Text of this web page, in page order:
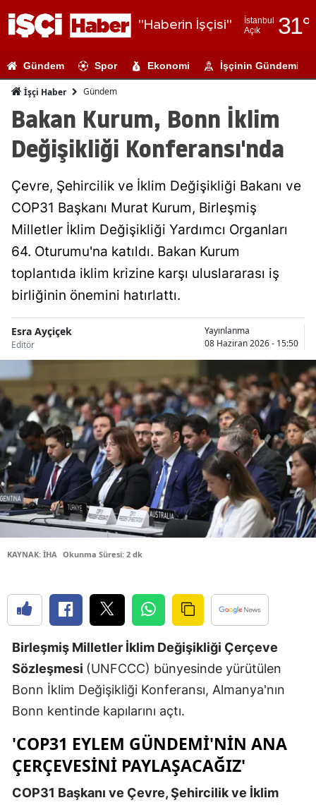
"Haberin İşçisi"
İstanbul
Açık
31°
Adıyaman
Ağrı
Amasya
Ankara
Aydın
Bingöl
Bitlis
Bolu
Burdur
Bursa
Çanakkale
Çankırı
Denizli
Diyarbakır
Edirne
Elazığ
Erzurum
Gaziantep
Gündem Spor Ekonomi İşçinin Gündemi
İşçi Haber Gündem
Bakan Kurum, Bonn İklim
Değişikliği Konferansı'nda
Çevre, Şehircilik ve İklim Değişikliği Bakanı ve
COP31 Başkanı Murat Kurum, Birleşmiş
Milletler İklim Değişikliği Yardımcı Organları
64. Oturumu'na katıldı. Bakan Kurum
toplantıda iklim krizine karşı uluslararası iş
birliğinin önemini hatırlattı.
Esra Ayçiçek
Editör
Yayınlanma
08 Haziran 2026 - 15:50
KAYNAK: İHA Okunma Süresi: 2 dk
Birleşmiş Milletler İklim Değişikliği Çerçeve
Sözleşmesi (UNFCCC) bünyesinde yürütülen
Bonn İklim Değişikliği Konferansı, Almanya'nın
Bonn kentinde kapılarını açtı.
'COP31 EYLEM GÜNDEMI'NIN ANA
ÇERÇEVESINI PAYLAŞACAĞIZ'
COP31 Başkanı ve Çevre, Şehircilik ve İklim